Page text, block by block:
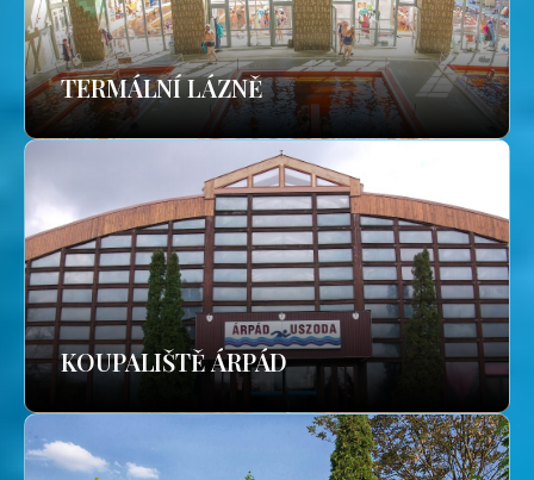
TERMÁLNÍ LÁZNĚ
KOUPALIŠTĚ ÁRPÁD